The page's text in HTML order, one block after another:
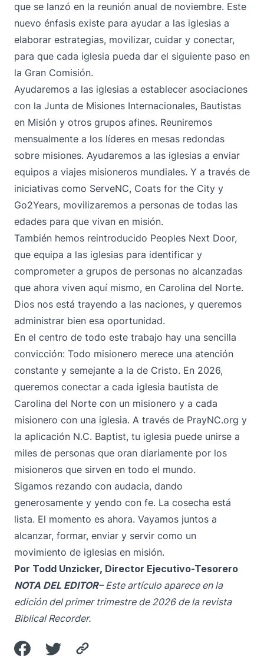
que se lanzó en la reunión anual de noviembre. Este
nuevo énfasis existe para ayudar a las iglesias a
elaborar estrategias, movilizar, cuidar y conectar,
para que cada iglesia pueda dar el siguiente paso en
la Gran Comisión.
Ayudaremos a las iglesias a establecer asociaciones
con la Junta de Misiones Internacionales, Bautistas
en Misión y otros grupos afines. Reuniremos
mensualmente a los líderes en mesas redondas
sobre misiones. Ayudaremos a las iglesias a enviar
equipos a viajes misioneros mundiales. Y a través de
iniciativas como ServeNC, Coats for the City y
Go2Years, movilizaremos a personas de todas las
edades para que vivan en misión.
También hemos reintroducido Peoples Next Door,
que equipa a las iglesias para identificar y
comprometer a grupos de personas no alcanzadas
que ahora viven aquí mismo, en Carolina del Norte.
Dios nos está trayendo a las naciones, y queremos
administrar bien esa oportunidad.
En el centro de todo este trabajo hay una sencilla
convicción: Todo misionero merece una atención
constante y semejante a la de Cristo. En 2026,
queremos conectar a cada iglesia bautista de
Carolina del Norte con un misionero y a cada
misionero con una iglesia. A través de PrayNC.org y
la aplicación N.C. Baptist, tu iglesia puede unirse a
miles de personas que oran diariamente por los
misioneros que sirven en todo el mundo.
Sigamos rezando con audacia, dando
generosamente y yendo con fe. La cosecha está
lista. El momento es ahora. Vayamos juntos a
alcanzar, formar, enviar y servir como un
movimiento de iglesias en misión.
Por Todd Unzicker, Director Ejecutivo-Tesorero
NOTA DEL EDITOR– Este artículo aparece en la
edición del primer trimestre de 2026 de la revista
Biblical Recorder.